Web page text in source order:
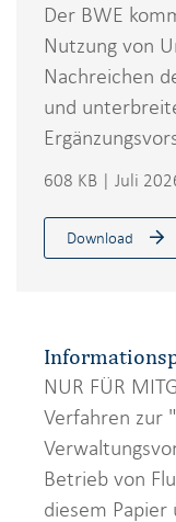
Der BWE
Nutzung von
Nachreichen
und
608 KB | Juli
Download
NUR FÜR
Verfahren zur
Betrieb von
diesem